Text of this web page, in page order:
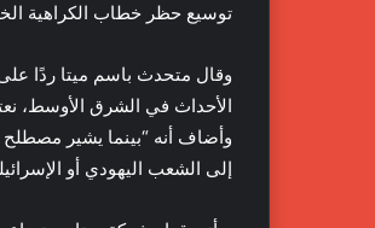
توسيع حظر خطاب الكراهية
وقال متحدث باسم ميتا ردًا
الأحداث في الشرق الأوسط،
وأضاف أنه “بينما يشير
إلى الشعب اليهودي أو